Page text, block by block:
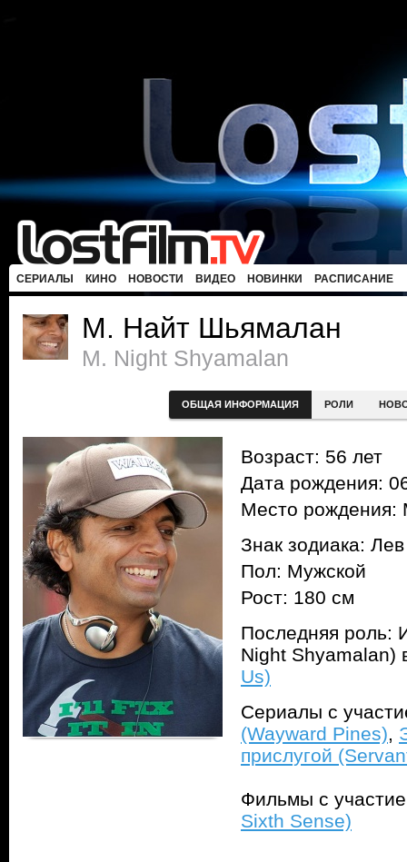
СЕРИАЛЫ КИНО НОВОСТИ ВИДЕО НОВИНКИ РАСПИСАНИЕ
М. Найт Шьямалан
M. Night Shyamalan
ОБЩАЯ ИНФОРМАЦИЯ РОЛИ
Возраст: 56 лет
Дата рождения:
Место рождения:
Знак зодиака: Лев
Пол: Мужской
Рост: 180 см
Последняя роль:
Night Shyamalan)
Us)
Сериалы с
(Wayward Pines),
прислугой
Фильмы с
Sixth Sense)